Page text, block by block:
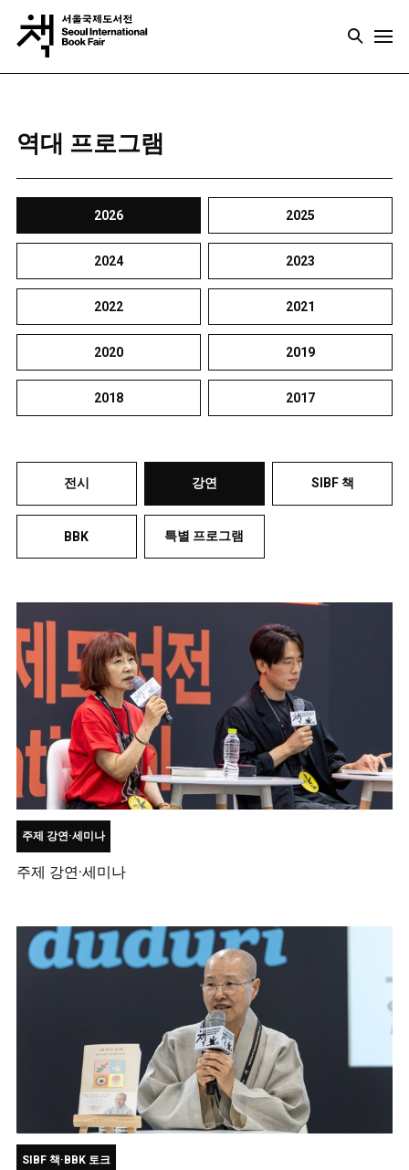
역대 프로그램
2026 2025
2024 2023
2022 2021
2020 2019
2018 2017
전시 강연 SIBF 책
BBK 특별 프로그램
주제 강연·세미나
주제 강연·세미나
SIBF 책·BBK 토크